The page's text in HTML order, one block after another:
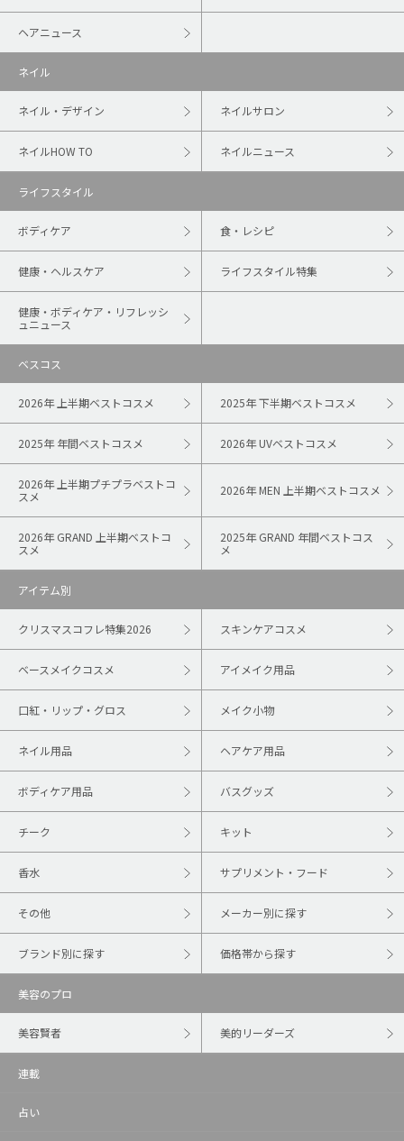
ヘアニュース
ネイル
ネイル・デザイン ネイルサロン
ネイルHOW TO ネイルニュース
ライフスタイル
ボディケア 食・レシピ
健康・ヘルスケア ライフスタイル特集
健康・ボディケア・リフレッシ
ュニュース
ベスコス
2026年 上半期ベストコスメ 2025年 下半期ベストコスメ
2025年 年間ベストコスメ 2026年 UVベストコスメ
2026年 上半期プチプラベストコ
スメ
2026年 MEN 上半期ベストコスメ
2026年 GRAND 上半期ベストコ
スメ
2025年 GRAND 年間ベストコス
メ
アイテム別
クリスマスコフレ特集2026 スキンケアコスメ
ベースメイクコスメ アイメイク用品
口紅・リップ・グロス メイク小物
ネイル用品 ヘアケア用品
ボディケア用品 バスグッズ
チーク キット
香水 サプリメント・フード
その他 メーカー別に探す
ブランド別に探す 価格帯から探す
美容のプロ
美容賢者 美的リーダーズ
連載
占い